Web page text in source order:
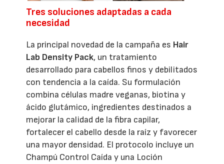
Tres soluciones adaptadas a cada
necesidad
La principal novedad de la campaña es Hair
Lab Density Pack, un tratamiento
desarrollado para cabellos finos y debilitados
con tendencia a la caída. Su formulación
combina células madre veganas, biotina y
ácido glutámico, ingredientes destinados a
mejorar la calidad de la fibra capilar,
fortalecer el cabello desde la raíz y favorecer
una mayor densidad. El protocolo incluye un
Champú Control Caída y una Loción